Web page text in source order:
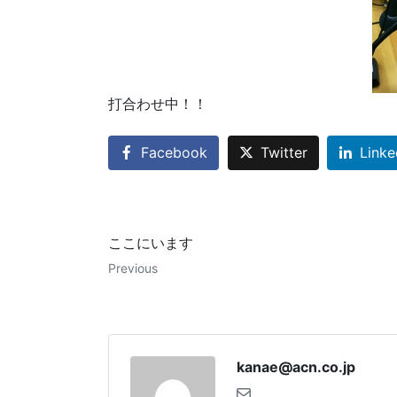
打合わせ中！！
Facebook Twitter
ここにいます
Previous
kanae@acn.co.jp